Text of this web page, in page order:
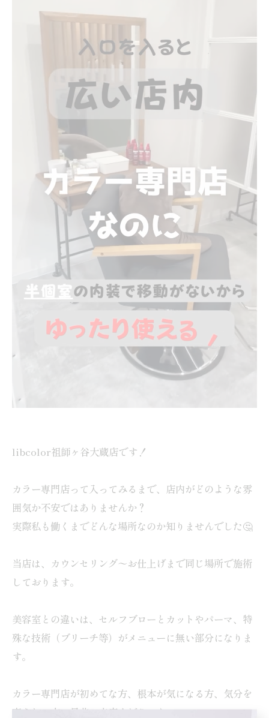
libcolor祖師ヶ谷大蔵店です！
カラー専門店って入ってみるまで、店内がどのような雰
囲気か不安ではありませんか？
実際私も働くまでどんな場所なのか知りませんでした🤔
当店は、カウンセリング〜お仕上げまで同じ場所で施術
しております。
美容室との違いは、セルフブローとカットやパーマ、特
殊な技術（ブリーチ等）がメニューに無い部分になりま
す。
カラー専門店が初めてな方、根本が気になる方、気分を
変えたい方、是非ご来店ください♪